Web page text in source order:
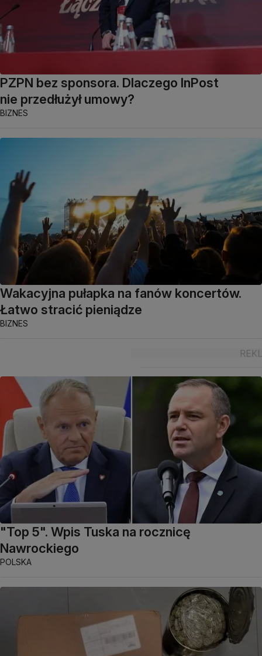
PZPN bez sponsora. Dlaczego InPost
nie przedłużył umowy?
BIZNES
Wakacyjna pułapka na fanów koncertów.
Łatwo stracić pieniądze
BIZNES
"Top 5". Wpis Tuska na rocznicę
Nawrockiego
POLSKA